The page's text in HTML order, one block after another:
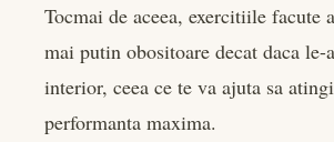
Tocmai de aceea, exercitiile facute
mai putin obositoare decat daca le-
interior, ceea ce te va ajuta sa
performanta maxima.